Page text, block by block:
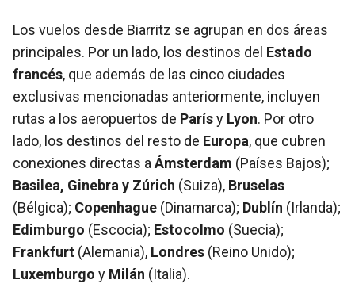
Los vuelos desde Biarritz se agrupan en dos áreas
principales. Por un lado, los destinos del Estado
francés, que además de las cinco ciudades
exclusivas mencionadas anteriormente, incluyen
rutas a los aeropuertos de Parísy Lyon. Por otro
lado, los destinos del resto de Europa, que cubren
conexiones directas a Ámsterdam (Países Bajos);
Basilea, Ginebra y Zúrich (Suiza), Bruselas
(Bélgica); Copenhague (Dinamarca); Dublín (Irlanda);
Edimburgo (Escocia); Estocolmo (Suecia);
Frankfurt (Alemania), Londres (Reino Unido);
Luxemburgo y Milán (Italia).